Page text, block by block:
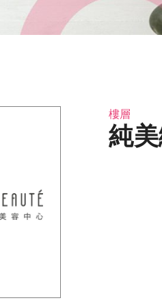
樓層
純